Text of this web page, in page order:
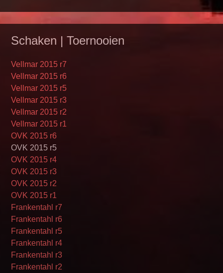
Schaken | Toernooien
Vellmar 2015 r7
Vellmar 2015 r6
Vellmar 2015 r5
Vellmar 2015 r3
Vellmar 2015 r2
Vellmar 2015 r1
OVK 2015 r6
OVK 2015 r5
OVK 2015 r4
OVK 2015 r3
OVK 2015 r2
OVK 2015 r1
Frankentahl r7
Frankentahl r6
Frankentahl r5
Frankentahl r4
Frankentahl r3
Frankentahl r2